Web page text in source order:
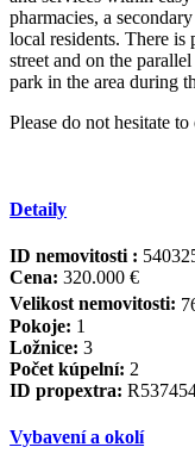
pharmacies, a
local residents. There
street ‌and ‌on ‌the
park in ‌the ‌area ‌during
Please ‌do ‌not hesitate
Detaily
ID nemovitosti :
Cena: 320.000 €
Velikost nemovitosti:
Pokoje: 1
Ložnice: 3
Počet kúpelní: 2
ID propextra:
Vybavení a okolí